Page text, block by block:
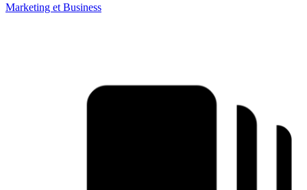
Marketing et Business